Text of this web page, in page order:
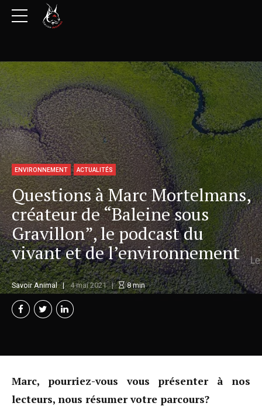
ENVIRONNEMENT ACTUALITÉS
Questions à Marc Mortelmans,
créateur de “Baleine sous
Gravillon”, le podcast du
vivant et de l’environnement
Savoir Animal 4 mai 2021 8min
Marc, pourriez-vous vous présenter à nos
lecteurs, nous résumer votre parcours?